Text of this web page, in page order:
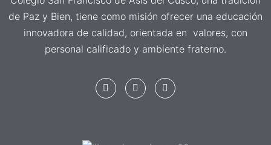
de Paz y Bien, tiene como misión ofrecer una educación
innovadora de calidad, orientada en valores, con
personal calificado y ambiente fraterno.